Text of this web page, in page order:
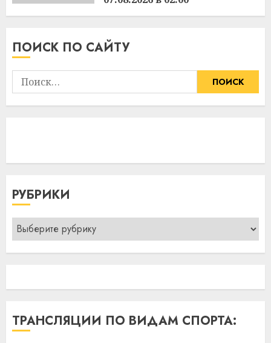
15:48 06.08.2026
ПОИСК ПО САЙТУ
Найти:
РУБРИКИ
Рубрики
ТРАНСЛЯЦИИ ПО ВИДАМ СПОРТА: